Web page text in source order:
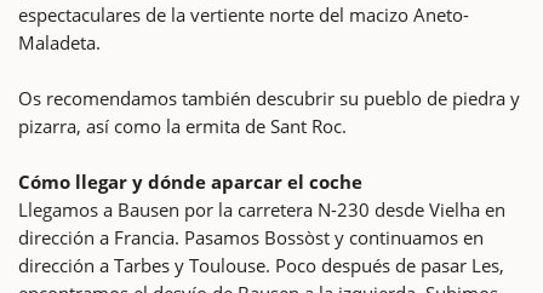
espectaculares de la vertiente norte del macizo Aneto-
Maladeta.
Os recomendamos también descubrir su pueblo de piedra y
pizarra, así como la ermita de Sant Roc.
Cómo llegar y dónde aparcar el coche
Llegamos a Bausen por la carretera N-230 desde Vielha en
dirección a Francia. Pasamos Bossòst y continuamos en
dirección a Tarbes y Toulouse. Poco después de pasar Les,